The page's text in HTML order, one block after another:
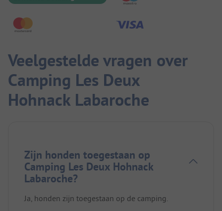
Veelgestelde vragen over
Camping Les Deux
Hohnack Labaroche
Zijn honden toegestaan op
Camping Les Deux Hohnack
Labaroche?
Ja, honden zijn toegestaan op de camping.